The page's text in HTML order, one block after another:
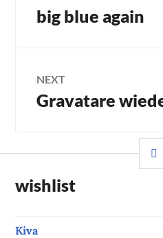
navigation
Previous
post:
big blue again
NEXT
Next
Gravatare
wishlist
Kiva